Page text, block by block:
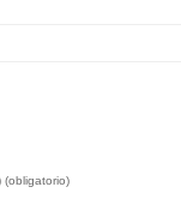
(obligatorio)